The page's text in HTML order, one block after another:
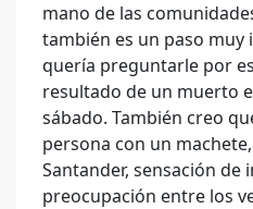
mano de las
también es un paso muy
quería preguntarle por
resultado de un muerto
sábado. También creo
persona con un
Santander, sensación de
preocupación entre los